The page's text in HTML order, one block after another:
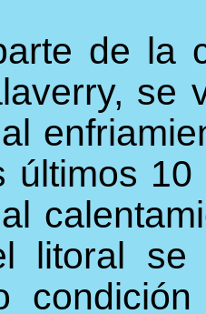
de la
se
últimos
litoral se